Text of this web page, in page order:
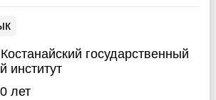
Костанайский государственный
институт
лет